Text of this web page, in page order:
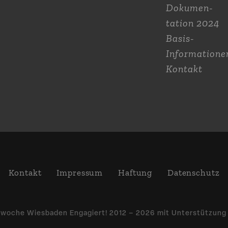
Dokumen­
tation 2024
Basis-
Kontakt
Kontakt Impressum Haftung Daten­schutz
Wiesbaden Engagiert! 2012 – 2026 mit Unter­stützung